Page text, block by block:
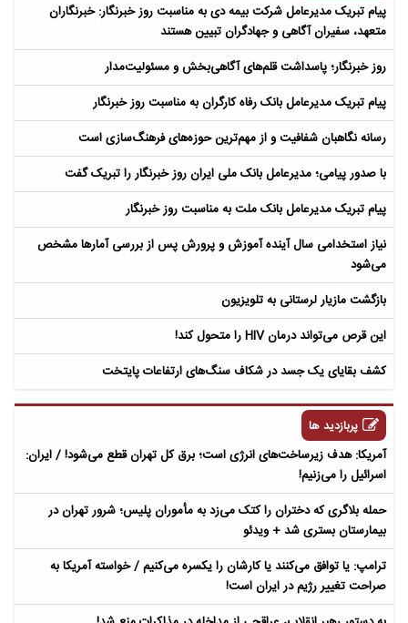
پیام تبریک مدیرعامل شرکت بیمه دی به مناسبت روز خبرنگار: خبرنگاران
متعهد، سفیران آگاهی و جهادگران تبیین هستند
روز خبرنگار؛ پاسداشت قلم‌های آگاهی‌بخش و مسئولیت‌مدار
پیام تبریک مدیرعامل بانک رفاه کارگران به مناسبت روز خبرنگار
رسانه نگاهبان شفافیت و از مهم‌ترین حوزه‌های فرهنگ‌سازی است
با صدور پیامی؛ مدیرعامل بانک ملی ایران روز خبرنگار را تبریک گفت
پیام تبریک مدیرعامل بانک ملت به مناسبت روز خبرنگار
نیاز استخدامی سال آینده آموزش و پرورش پس از بررسی آمارها مشخص
می‌شود
بازگشت مازیار لرستانی به تلویزیون
این قرص می‌تواند درمان HIV را متحول کند!
کشف بقایای یک جسد در شکاف سنگ‌های ارتفاعات پایتخت
پربازدید ها
آمریکا: هدف زیرساخت‌های انرژی است؛ برق کل تهران قطع می‌شود! / ایران:
اسرائیل را می‌زنیم!
حمله بلاگری که دختران را کتک می‌زد به مأموران پلیس؛ شرور تهران در
بیمارستان بستری شد + ویدئو
ترامپ: یا توافق می‌کنند یا کارشان را یکسره می‌کنیم / خواسته آمریکا به
صراحت تغییر رژیم در ایران است!